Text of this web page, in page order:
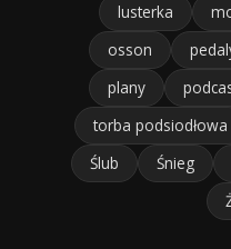
lusterka
osson
plany
torba podsiodłowa
Ślub
Śnieg